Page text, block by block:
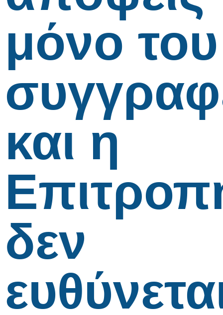
μόνο του
και η
δεν